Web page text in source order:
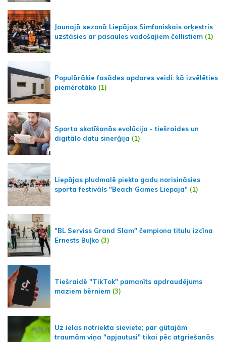
Jaunajā sezonā Liepājas Simfoniskais orķestris
uzstāsies ar pasaules vadošajiem čellistiem (1)
Populārākie fasādes apdares veidi: kā izvēlēties
piemērotāko (1)
Sporta skatīšanās evolūcija - tiešraides un
digitālo datu sinerģija (1)
Liepājas pludmalē piekto gadu norisināsies
sporta festivāls "Beach Games Liepaja" (1)
"BL Serviss Grand Slam" čempiona titulu izcīna
Ernests Buļko (3)
Tiešraidē "TikTok" pamanīts apdraudējums
maziem bērniem (3)
Uz ielas notriekta sieviete; par gūtajām
traumām viņa "apjautusi" tikai pēc atgriešanās